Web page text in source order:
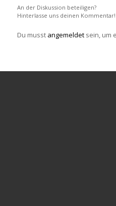
An der Diskussion beteiligen?
Hinterlasse uns deinen Kommentar!
Du musst angemeldetsein, um